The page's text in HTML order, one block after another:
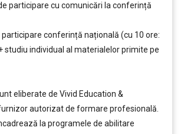
participare cu comunicări la conferință
conferință națională (cu 10 ore:
studiu individual al materialelor primite pe
eliberate de Vivid Education &
autorizat de formare profesională.
la programele de abilitare